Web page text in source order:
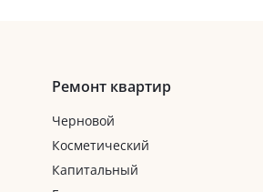
Ремонт квартир
Черновой
Косметический
Капитальный